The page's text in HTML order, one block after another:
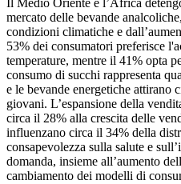
Il Medio Oriente e l’Africa
mercato delle bevande
condizioni climatiche e
53% dei consumatori preferisce
temperature, mentre il 41% opta
consumo di succhi rappresenta
e le bevande energetiche attirano
giovani. L’espansione della
circa il 28% alla crescita delle
influenzano circa il 34% della
consapevolezza sulla salute e
domanda, insieme all’aumento
cambiamento dei modelli di